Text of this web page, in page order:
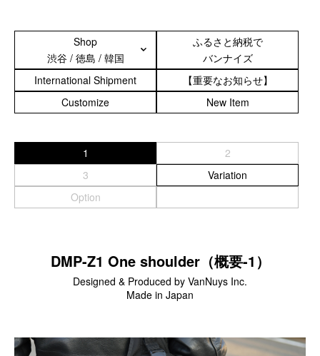
iPhone17 Pro Max／iPhone17 Pro／iPhone17
iPhone16 Pro Max／iPhone15 Pro Max／iPhone14 Pro Max
iPhone16 Pro／iPhone15 Pro／iPhone14 Pro／iPhone16／
iPhone15
Other
PC／タブレットケース
iPad
デジカメケース
SONY
OLYMPUS
Shop
渋谷 / 徳島 / 韓国
ふるさと納税で
バンナイズ
International Shipment
【重要なお知らせ】
Customize
New Item
1
2
3
Variation
Option
DMP-Z1 One shoulder（概要-1）
Designed & Produced by VanNuys Inc.
Made in Japan